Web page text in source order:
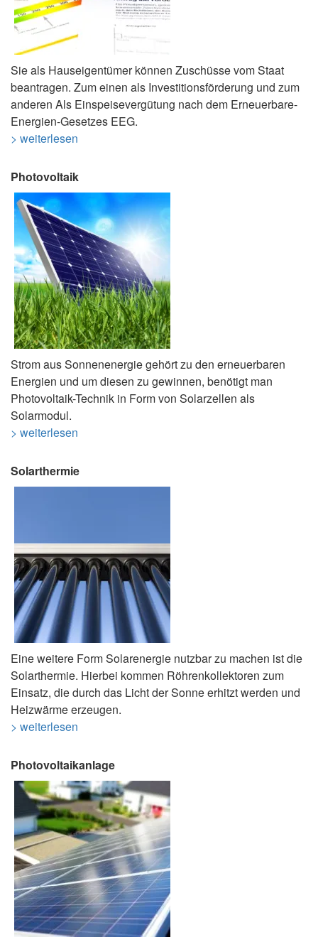
Sie als Hauseigentümer können Zuschüsse vom Staat
beantragen. Zum einen als Investitionsförderung und zum
anderen Als Einspeisevergütung nach dem Erneuerbare-
Energien-Gesetzes EEG.
> weiterlesen
Photovoltaik
Strom aus Sonnenenergie gehört zu den erneuerbaren
Energien und um diesen zu gewinnen, benötigt man
Photovoltaik-Technik in Form von Solarzellen als
Solarmodul.
> weiterlesen
Solarthermie
Eine weitere Form Solarenergie nutzbar zu machen ist die
Solarthermie. Hierbei kommen Röhrenkollektoren zum
Einsatz, die durch das Licht der Sonne erhitzt werden und
Heizwärme erzeugen.
> weiterlesen
Photovoltaikanlage